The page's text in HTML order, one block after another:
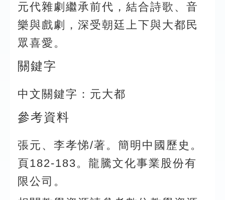
元代雜劇繼承前代，結合詩歌、音
樂與戲劇，深受朝廷上下與大都民
眾喜愛。
關鍵字
中文關鍵字：元大都
參考資料
張元、李孝悌/著。簡明中國歷史。
頁182-183。龍騰文化事業股份有
限公司。